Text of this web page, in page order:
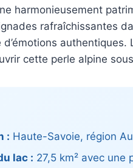
harmonieusement
rafraîchissantes
d’émotions
cette perle alpine
: Haute-Savoie, région
lac : 27,5 km² avec